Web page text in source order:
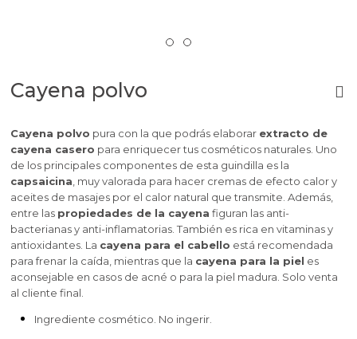
Cayena polvo
Cayena polvo pura con la que podrás elaborar extracto de
cayena casero para enriquecer tus cosméticos naturales. Uno
de los principales componentes de esta guindilla es la
capsaicina , muy valorada para hacer cremas de efecto calor y
aceites de masajes por el calor natural que transmite. Además,
entre las propiedades de la cayena figuran las anti-
bacterianas y anti-inflamatorias. También es rica en vitaminas y
antioxidantes. La cayena para el cabello está recomendada
para frenar la caída, mientras que la cayena para la piel es
aconsejable en casos de acné o para la piel madura. Solo venta
al cliente final.
Ingrediente cosmético. No ingerir.